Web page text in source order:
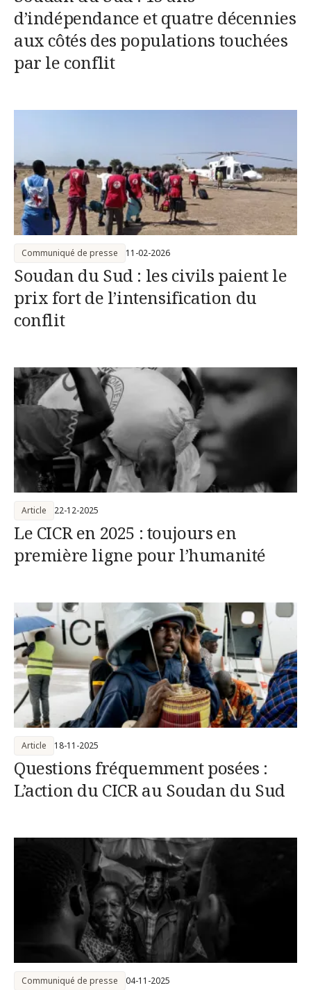
d’indépendance et quatre décennies
aux côtés des populations touchées
par le conflit
Soudan du Sud : les civils paient le
prix fort de l’intensification du
conflit
Communiqué de presse 11-02-2026
Le CICR en 2025 : toujours en
première ligne pour l’humanité
Article 22-12-2025
Questions fréquemment posées :
L’action du CICR au Soudan du Sud
Article 18-11-2025
Communiqué de presse 04-11-2025